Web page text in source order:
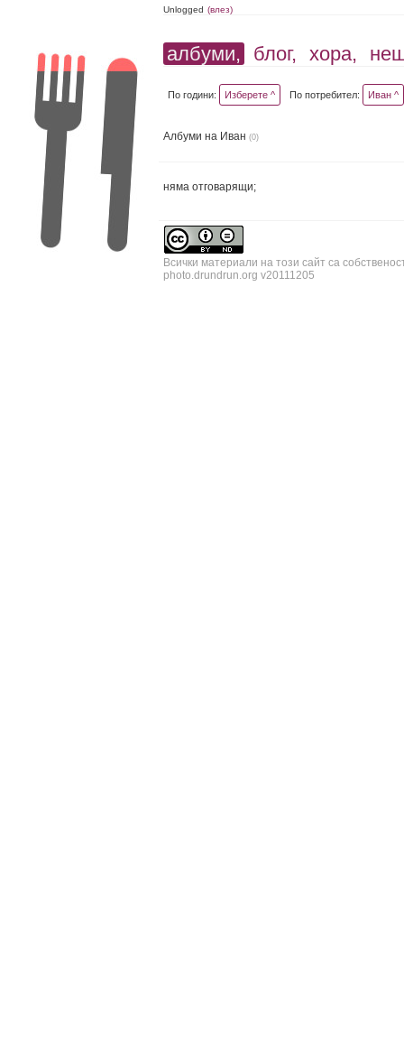
Unlogged (влез)
албуми, блог, хора,
По години: Изберете ^ По потребител: Иван ^
Албуми на Иван(0)
няма отговарящи;
Всички материали на този сайт са
photo.drundrun.org v20111205